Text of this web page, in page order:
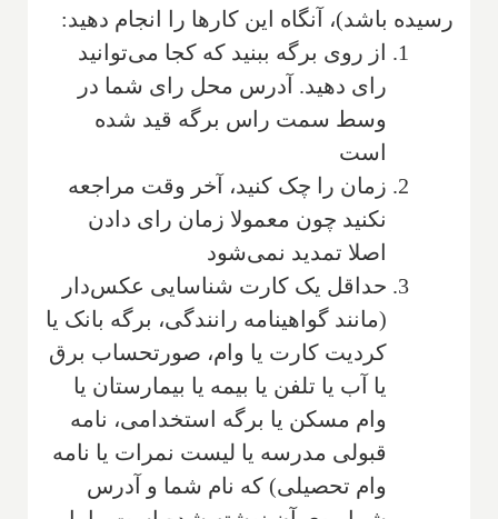
رسیده باشد)، آنگاه این کارها را انجام دهید:
از روی برگه ببنید که کجا می‌توانید
رای دهید. آدرس محل رای شما در
وسط سمت راس برگه قید شده
است
زمان را چک کنید، آخر وقت مراجعه
نکنید چون معمولا زمان رای دادن
اصلا تمدید نمی‌شود
حداقل یک کارت شناسایی عکس‌دار
(مانند گواهینامه رانندگی، برگه بانک یا
کردیت کارت یا وام، صورتحساب برق
یا آب یا تلفن یا بیمه یا بیمارستان یا
وام مسکن یا برگه استخدامی، نامه
قبولی مدرسه یا لیست نمرات یا نامه
وام تحصیلی) که نام شما و آدرس